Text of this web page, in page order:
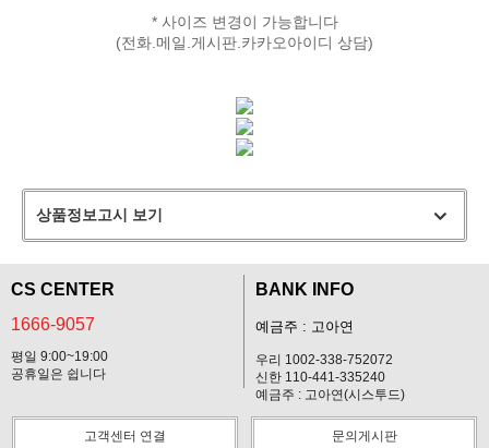
* 사이즈 변경이 가능합니다
(전화.메일.게시판.카카오아이디 상담)
상품정보고시 보기
CS CENTER
1666-9057
평일 9:00~19:00
공휴일은 쉽니다
BANK INFO
예금주 : 고아연
우리 1002-338-752072
신한 110-441-335240
예금주 : 고아연(시스투드)
고객센터 연결 문의게시판